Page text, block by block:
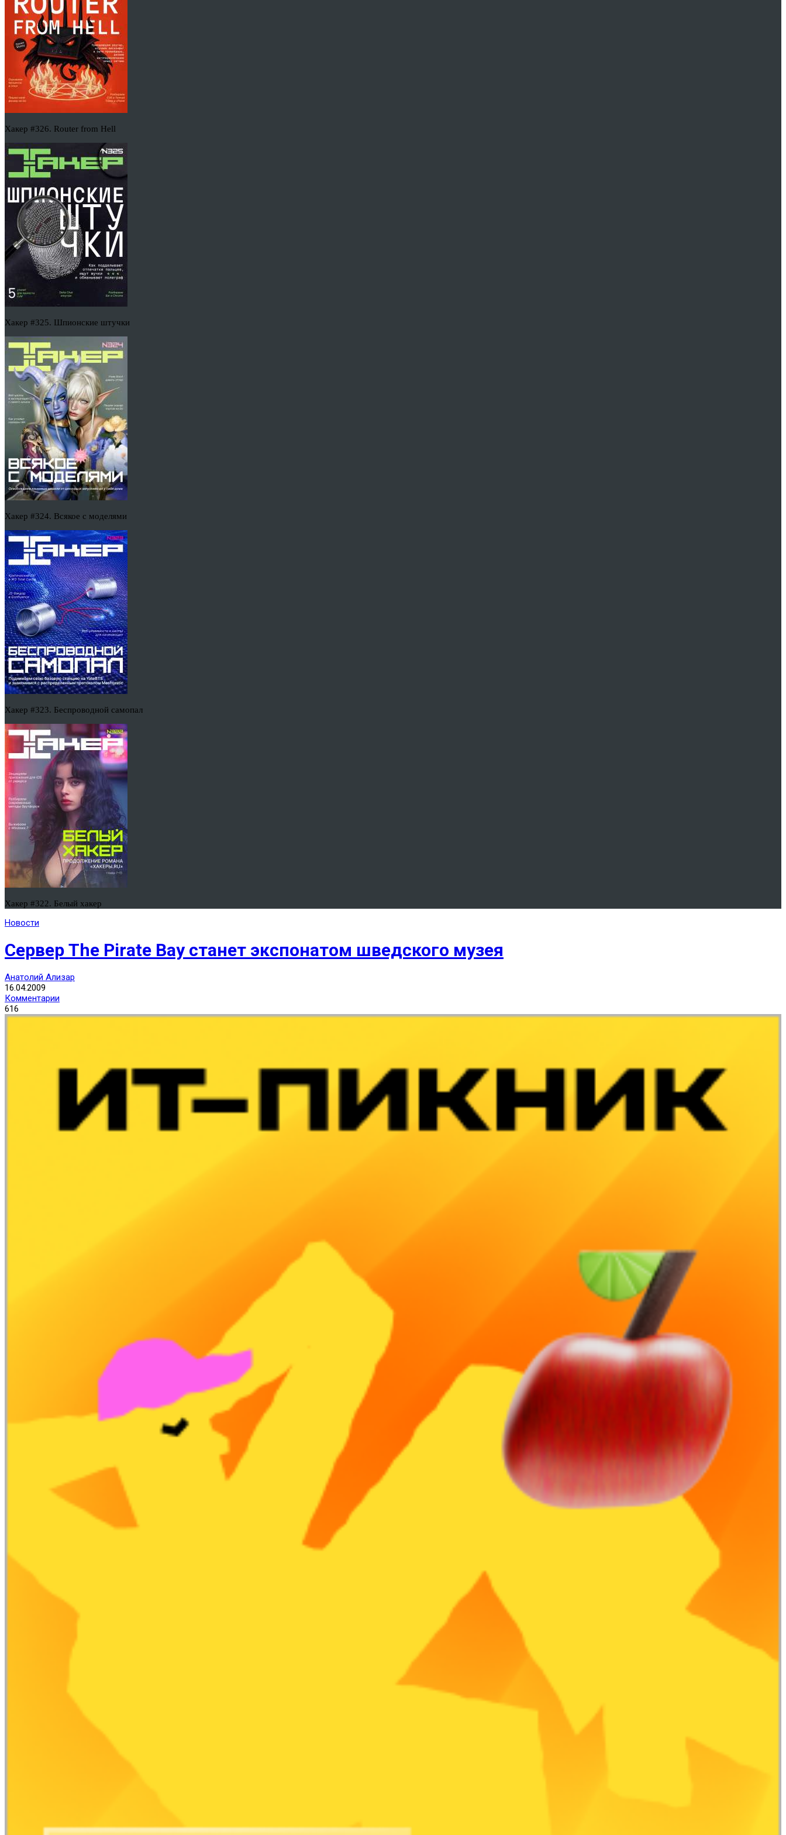
Хакер #326. Router from Hell
Хакер #325. Шпионские штучки
Хакер #324. Всякое с моделями
Хакер #323. Беспроводной самопал
Хакер #322. Белый хакер
Новости
Сервер The Pirate Bay станет экспонатом шведского музея
Анатолий Ализар
16.04.2009
Комментарии
616